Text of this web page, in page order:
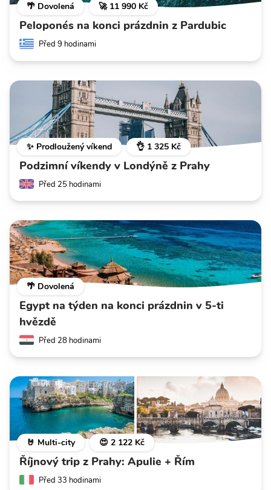
🌴 Dovolená 🚀 11 990 Kč
Peloponés na konci prázdnin z Pardubic
Před 9 hodinami
✨ Prodloužený víkend 👌 1 325 Kč
Podzimní víkendy v Londýně z Prahy
Před 25 hodinami
🌴 Dovolená
Egypt na týden na konci prázdnin v 5-ti
hvězdě
Před 28 hodinami
🤘 Multi-city 😍 2 122 Kč
Říjnový trip z Prahy: Apulie + Řím
Před 33 hodinami